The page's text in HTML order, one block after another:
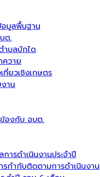
อมูลพื้นฐาน
ต.
ำบลบักได
ควาย
ที่ยวเชิงเกษตร
าน
องกับ อบต.
ารดำเนินงานประจำปี
รกำกับติดตามการดำเนินงาน